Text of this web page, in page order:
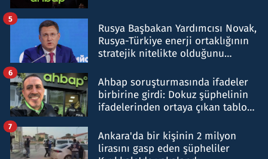
Rusya Başbakan Yardımcısı Novak,
Rusya-Türkiye enerji ortaklığının
stratejik nitelikte olduğunu
5
Ahbap soruşturmasında ifadeler
birbirine girdi: Dokuz şüphelinin
ifadelerinden ortaya çıkan tablo
6
Ankara'da bir kişinin 2 milyon
lirasını gasp eden şüpheliler
7